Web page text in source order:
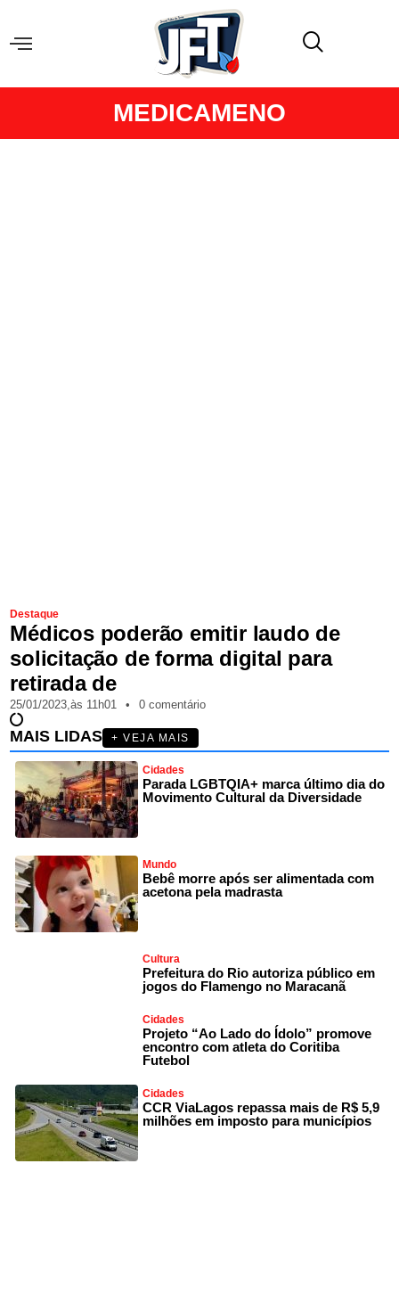
MEDICAMENO
Destaque
Médicos poderão emitir laudo de
solicitação de forma digital para
retirada de
25/01/2023,às 11h01 • 0 comentário
MAIS LIDAS + VEJA MAIS
Cidades
Parada LGBTQIA+ marca último dia do
Movimento Cultural da Diversidade
Mundo
Bebê morre após ser alimentada com
acetona pela madrasta
Cultura
Prefeitura do Rio autoriza público em
jogos do Flamengo no Maracanã
Cidades
Projeto “Ao Lado do Ídolo” promove
encontro com atleta do Coritiba
Futebol
Cidades
CCR ViaLagos repassa mais de R$ 5,9
milhões em imposto para municípios